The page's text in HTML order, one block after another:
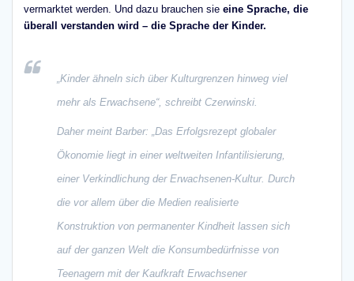
vermarktet werden. Und dazu brauchen sie eine Sprache, die
überall verstanden wird – die Sprache der Kinder.
„Kinder ähneln sich über Kulturgrenzen hinweg viel
mehr als Erwachsene“, schreibt Czerwinski.
Daher meint Barber: „Das Erfolgsrezept globaler
Ökonomie liegt in einer weltweiten Infantilisierung,
einer Verkindlichung der Erwachsenen-Kultur. Durch
die vor allem über die Medien realisierte
Konstruktion von permanenter Kindheit lassen sich
auf der ganzen Welt die Konsumbedürfnisse von
Teenagern mit der Kaufkraft Erwachsener